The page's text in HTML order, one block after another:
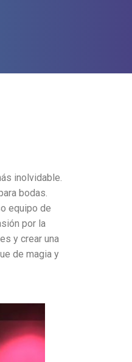
inolvidable.
bodas.
equipo de
por la
y crear una
de magia y